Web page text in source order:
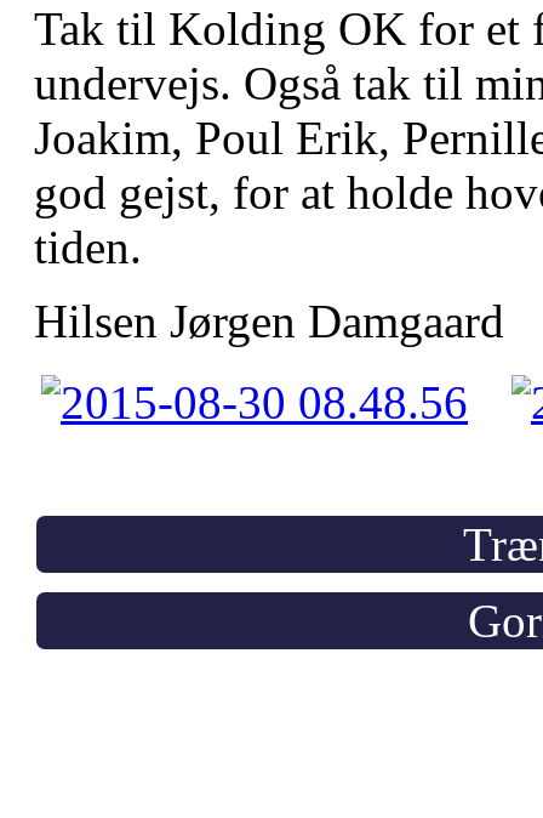
Tak til Kolding OK for et
undervejs. Også tak til
Joakim, Poul Erik,
god gejst, for at holde
tiden.
Hilsen Jørgen Damgaard